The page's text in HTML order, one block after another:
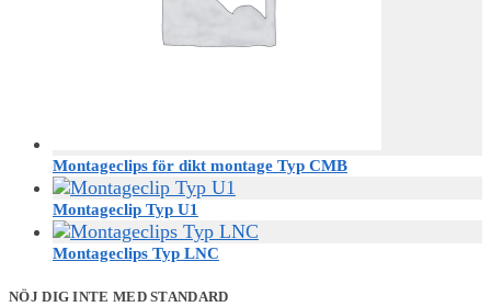
Montageclips för dikt montage Typ CMB
Montageclip Typ U1
Montageclips Typ LNC
NÖJ DIG INTE MED STANDARD